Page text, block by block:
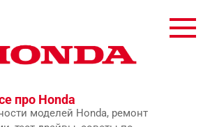
про Honda
моделей Honda, ремонт